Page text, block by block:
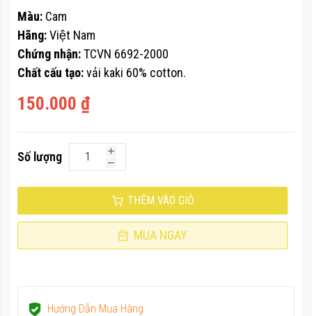
viện
hình
ảnh
150.000 ₫
Màu: Cam
Hãng:Việt Nam
Chứng nhận:TCVN 6692-2000
Chất cấu tạo:vải kaki 60% cotton.
Số lượng
THÊM VÀO GIỎ
MUA NGAY
Hướng Dẫn Mua Hàng